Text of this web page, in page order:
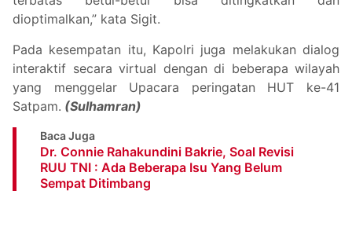
dioptimalkan,” kata Sigit.
Pada kesempatan itu, Kapolri juga melakukan dialog
interaktif secara virtual dengan di beberapa wilayah
yang menggelar Upacara peringatan HUT ke-41
Satpam. (Sulhamran)
Baca Juga
Dr. Connie Rahakundini Bakrie, Soal Revisi
RUU TNI : Ada Beberapa Isu Yang Belum
Sempat Ditimbang